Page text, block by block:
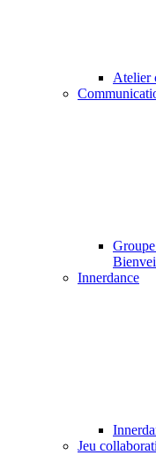
Atelier
Innerdance
Jeu